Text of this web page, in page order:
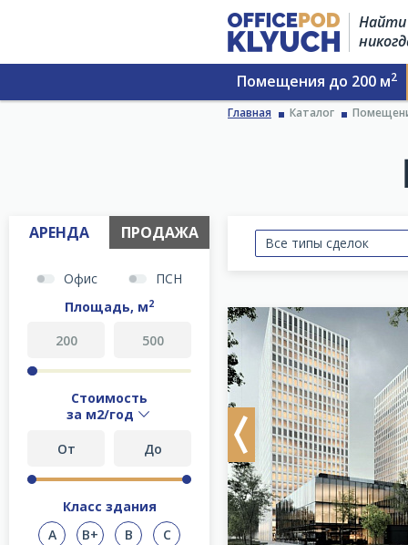
Найти
Помещения до 200 м2
Главная Каталог
АРЕНДА ПРОДАЖА
Офис
ПСН
Площадь, м2
Стоимость
за м2/год
Класс здания
A
B+ B C
Все типы сделок
Previous